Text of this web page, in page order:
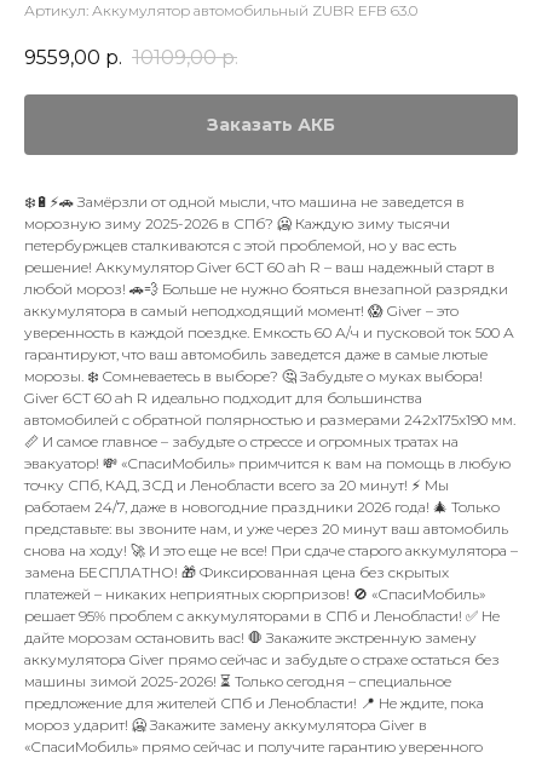
Артикул: Аккумулятор автомобильный ZUBR EFB 63.0
9559,00 р. 10109,00 р.
Заказать АКБ
❄️🔋⚡🚗 Замёрзли от одной мысли, что машина не заведется в
морозную зиму 2025-2026 в СПб? 🥶 Каждую зиму тысячи
петербуржцев сталкиваются с этой проблемой, но у вас есть
решение! Аккумулятор Giver 6СТ 60 ah R – ваш надежный старт в
любой мороз! 🚗💨 Больше не нужно бояться внезапной разрядки
аккумулятора в самый неподходящий момент! 😱 Giver – это
уверенность в каждой поездке. Емкость 60 А/ч и пусковой ток 500 А
гарантируют, что ваш автомобиль заведется даже в самые лютые
морозы. ❄️ Сомневаетесь в выборе? 🤔 Забудьте о муках выбора!
Giver 6СТ 60 ah R идеально подходит для большинства
автомобилей с обратной полярностью и размерами 242x175x190 мм.
📏 И самое главное – забудьте о стрессе и огромных тратах на
эвакуатор! 💸 «СпасиМобиль» примчится к вам на помощь в любую
точку СПб, КАД, ЗСД и Ленобласти всего за 20 минут! ⚡ Мы
работаем 24/7, даже в новогодние праздники 2026 года! 🎄 Только
представьте: вы звоните нам, и уже через 20 минут ваш автомобиль
снова на ходу! 🚀 И это еще не все! При сдаче старого аккумулятора –
замена БЕСПЛАТНО! 🎁 Фиксированная цена без скрытых
платежей – никаких неприятных сюрпризов! 🚫 «СпасиМобиль»
решает 95% проблем с аккумуляторами в СПб и Ленобласти! ✅ Не
дайте морозам остановить вас! 🛑 Закажите экстренную замену
аккумулятора Giver прямо сейчас и забудьте о страхе остаться без
машины зимой 2025-2026! ⏳ Только сегодня – специальное
предложение для жителей СПб и Ленобласти! 📍 Не ждите, пока
мороз ударит! 🥶 Закажите замену аккумулятора Giver в
«СпасиМобиль» прямо сейчас и получите гарантию уверенного